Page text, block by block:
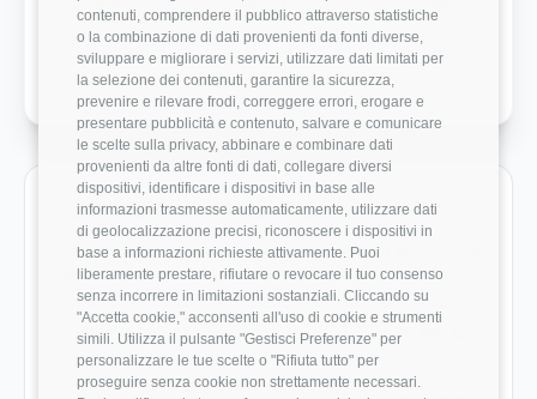
contenuti, comprendere il pubblico attraverso statistiche
o la combinazione di dati provenienti da fonti diverse,
sviluppare e migliorare i servizi, utilizzare dati limitati per
la selezione dei contenuti, garantire la sicurezza,
prevenire e rilevare frodi, correggere errori, erogare e
presentare pubblicità e contenuto, salvare e comunicare
le scelte sulla privacy, abbinare e combinare dati
provenienti da altre fonti di dati, collegare diversi
dispositivi, identificare i dispositivi in base alle
informazioni trasmesse automaticamente, utilizzare dati
di geolocalizzazione precisi, riconoscere i dispositivi in
base a informazioni richieste attivamente. Puoi
liberamente prestare, rifiutare o revocare il tuo consenso
senza incorrere in limitazioni sostanziali. Cliccando su
"Accetta cookie," acconsenti all'uso di cookie e strumenti
simili. Utilizza il pulsante "Gestisci Preferenze" per
personalizzare le tue scelte o "Rifiuta tutto" per
proseguire senza cookie non strettamente necessari.
Crescita Professionale 4/5
Ruoli monitorati in Exelab
Vai direttamente ai ruoli con dati disponibili e benchmark
salariali reali.
Developer 35.000 €